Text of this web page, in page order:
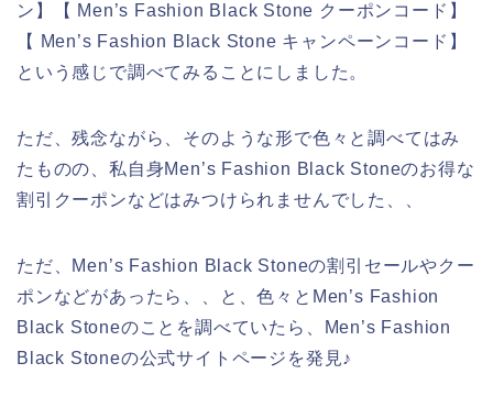
ン】【 Men’s Fashion Black Stone クーポンコード】
【 Men’s Fashion Black Stone キャンペーンコード】
という感じで調べてみることにしました。
ただ、残念ながら、そのような形で色々と調べてはみ
たものの、私自身Men’s Fashion Black Stoneのお得な
割引クーポンなどはみつけられませんでした、、
ただ、Men’s Fashion Black Stoneの割引セールやクー
ポンなどがあったら、、と、色々とMen’s Fashion
Black Stoneのことを調べていたら、Men’s Fashion
Black Stoneの公式サイトページを発見♪